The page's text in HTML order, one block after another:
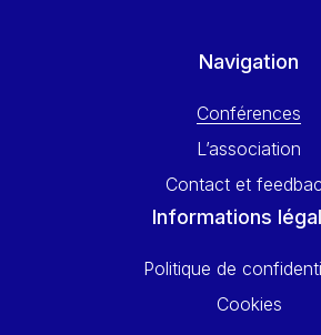
Navigation
Conférences
L’association
Contact et
Informations
Politique de
Cookies